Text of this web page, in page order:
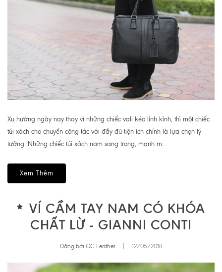
Xu hướng ngày nay thay vì những chiếc vali kéo lỉnh kỉnh, thì một chiếc
túi xách cho chuyến công tác với đầy đủ tiện ích chính là lựa chọn lý
tưởng. Những chiếc túi xách nam sang trọng, mạnh m...
Xem Thêm
VÍ CẦM TAY NAM CÓ KHÓA
CHẤT LỪ - GIANNI CONTI
Đăng bởi GC Leather 12/05/2018